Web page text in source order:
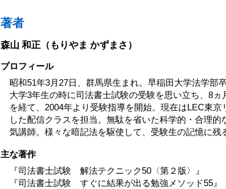
著者
森山 和正 （もりやま かずまさ）
プロフィール
昭和51年3月27日、群馬県生まれ。早稲田大学法学部卒
大学3年生の時に司法書士試験の受験を思い立ち、8
を経て、2004年より受験指導を開始。現在はLEC東
した配信クラスを担当。無駄を省いた科学的・合理
気講師。様々な暗記法を駆使して、受験生の記憶に残
主な著作
『司法書士試験 解法テクニック50〈第２版〉』
『司法書士試験 すぐに結果が出る勉強メソッド55』